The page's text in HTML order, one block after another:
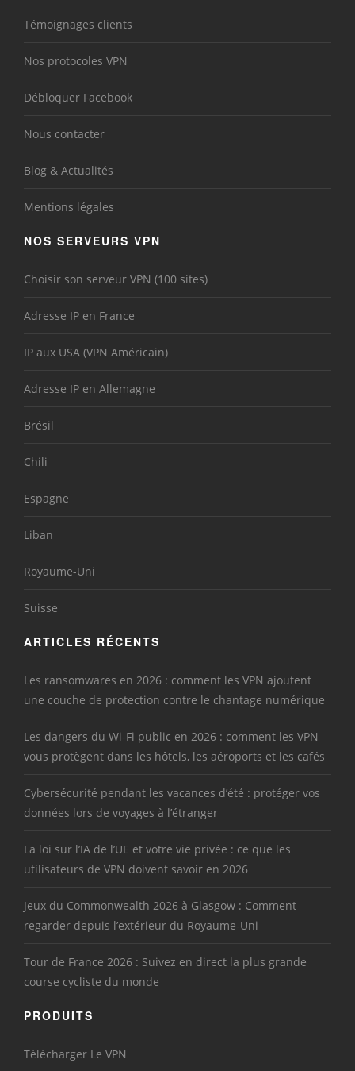
Témoignages clients
Nos protocoles VPN
Débloquer Facebook
Nous contacter
Blog & Actualités
Mentions légales
NOS SERVEURS VPN
Choisir son serveur VPN (100 sites)
Adresse IP en France
IP aux USA (VPN Américain)
Adresse IP en Allemagne
Brésil
Chili
Espagne
Liban
Royaume-Uni
Suisse
ARTICLES RÉCENTS
Les ransomwares en 2026 : comment les VPN ajoutent
une couche de protection contre le chantage numérique
Les dangers du Wi-Fi public en 2026 : comment les VPN
vous protègent dans les hôtels, les aéroports et les cafés
Cybersécurité pendant les vacances d’été : protéger vos
données lors de voyages à l’étranger
La loi sur l’IA de l’UE et votre vie privée : ce que les
utilisateurs de VPN doivent savoir en 2026
Jeux du Commonwealth 2026 à Glasgow : Comment
regarder depuis l’extérieur du Royaume-Uni
Tour de France 2026 : Suivez en direct la plus grande
course cycliste du monde
PRODUITS
Télécharger Le VPN